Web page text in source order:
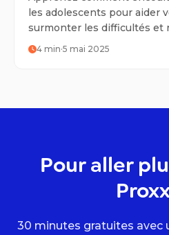
les adolescents pour aider
surmonter les difficultés et
échec.
4 min·5 mai 2025
Pour aller
30 minutes gratuites avec